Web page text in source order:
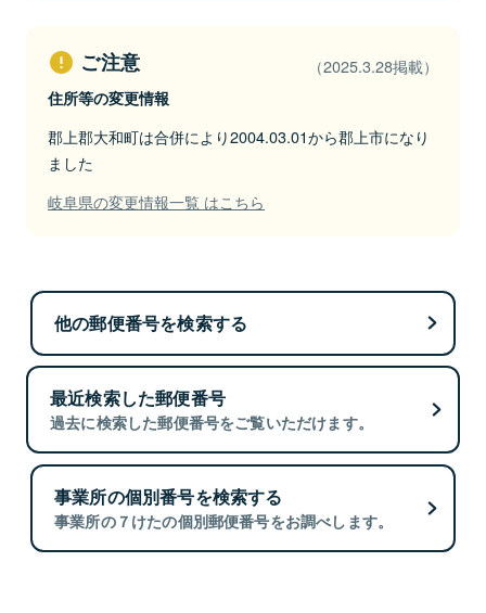
ご注意 （2025.3.28掲載）
住所等の変更情報
郡上郡大和町は合併により2004.03.01から郡上市になり
ました
岐阜県の変更情報一覧 はこちら
他の郵便番号を検索する
最近検索した郵便番号
過去に検索した郵便番号をご覧いただけます。
事業所の個別番号を検索する
事業所の７けたの個別郵便番号をお調べします。